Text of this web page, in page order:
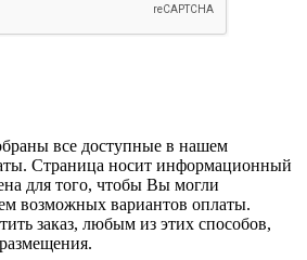
все доступные в нашем
Страница носит информационный
для того, чтобы Вы могли
возможных вариантов оплаты.
заказ, любым из этих способов,